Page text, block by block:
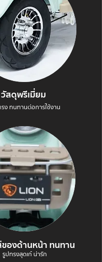
วัสดุพรีเมี่ยม
รง ทนทานต่อการใช้งาน
ของด้านหน้า ทนทาน
รูปทรงสุดเก๋ น่ารัก